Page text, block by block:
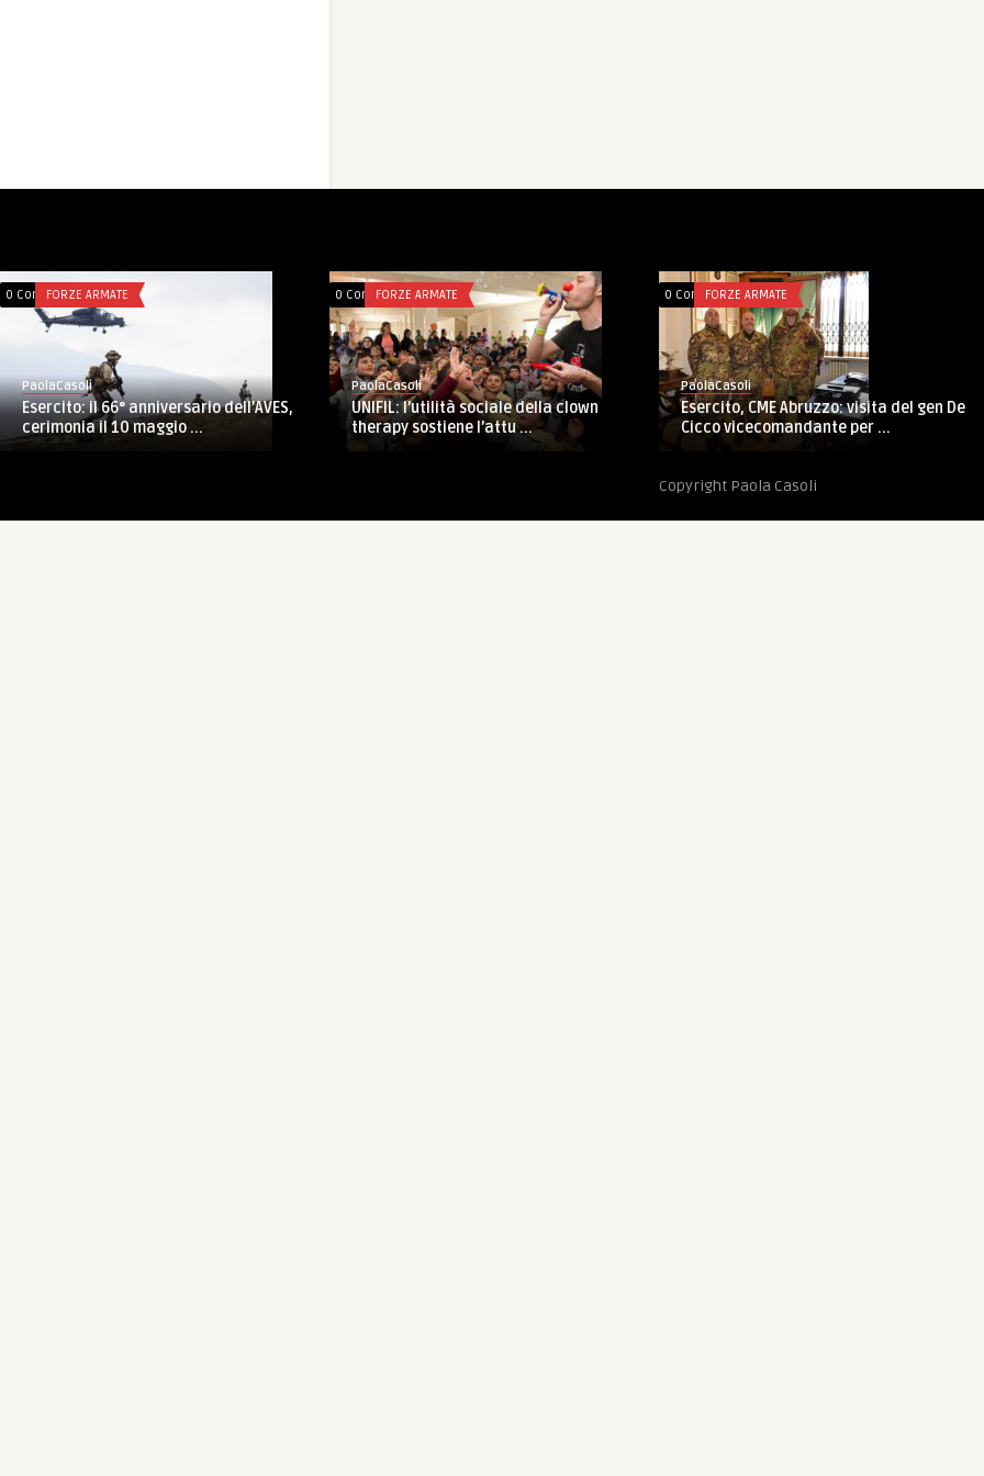
0 CommentsSENZA CATEGORIA
PaolaCasoli
EUTM Somalia: concluso il primo corso
Train the trainer, sono 34 i ...
0 CommentsINCHIOSTRO ANTIPATICO
PaolaCasoli
I cafoni non hanno diritto al suicidio
assistito
0 CommentsFORZE ARMATE
PaolaCasoli
Accademia militare: giuramento del
204° corso “Volontà”
Copyright Paola Casoli